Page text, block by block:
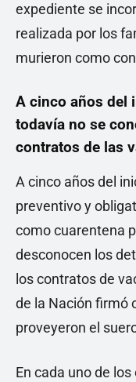
expediente se
realizada por los
murieron como
A cinco años del
todavía no se
contratos de las
A cinco años del
preventivo y
como cuarentena
desconocen los
los contratos de
de la Nación firmó
proveyeron el
En cada uno de